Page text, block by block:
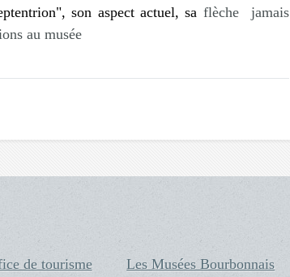
son aspect actuel, sa flèchejamais
au musée
de tourisme Les Musées Bourbonnais